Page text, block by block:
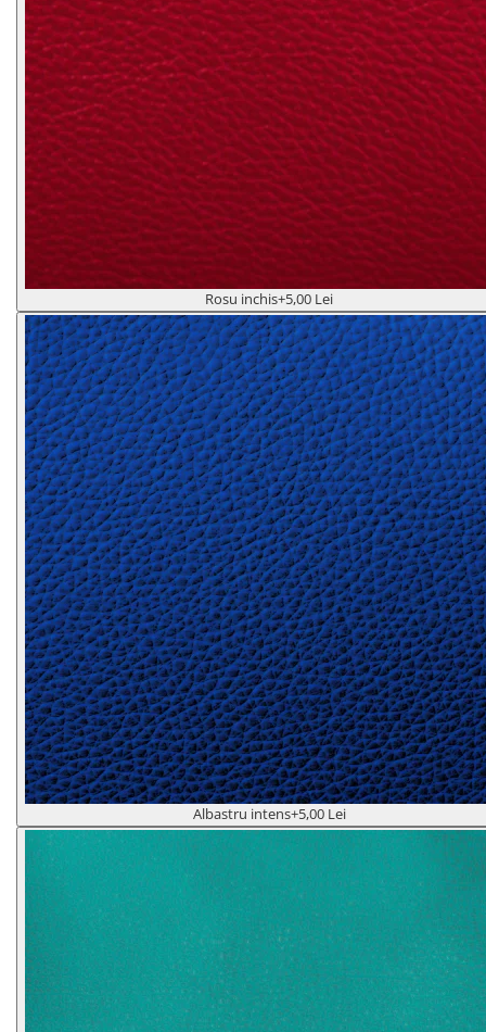
Rosu inchis+5,00 Lei
Albastru intens+5,00 Lei